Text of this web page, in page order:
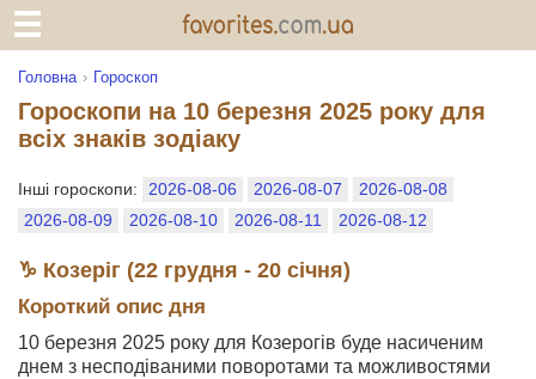
Головна Гороскоп
Гороскопи на 10 березня 2025 року для
всіх знаків зодіаку
Інші гороскопи: 2026-08-06 2026-08-07
2026-08-08
2026-08-09
2026-08-10 2026-08-11 2026-08-12
♑ Козеріг (22 грудня - 20 січня)
Короткий опис дня
10 березня 2025 року для Козерогів буде насиченим
днем з несподіваними поворотами та можливостями